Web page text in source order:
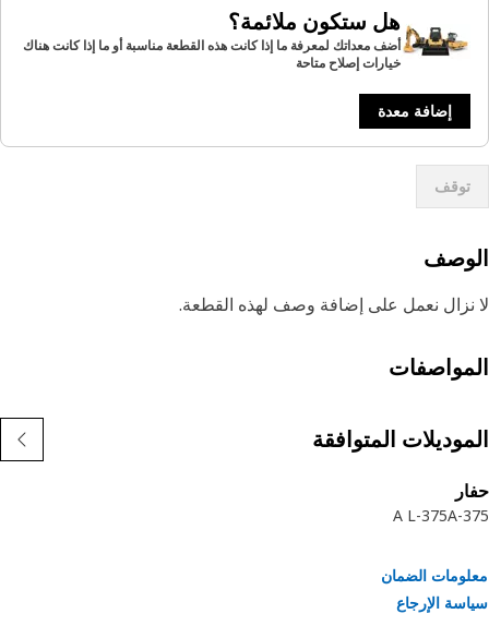
هل ستكون ملائمة؟
أضف معداتك لمعرفة ما إذا كانت هذه القطعة مناسبة أو ما إذا كانت هناك
خيارات إصلاح متاحة
إضافة معدة
توقف
نزال نعمل على إضافة وصف لهذه القطعة.
المتوافقة
375-A L
الضمان
الإرجاع